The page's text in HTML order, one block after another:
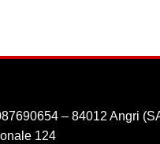
– 84012 Angri
124